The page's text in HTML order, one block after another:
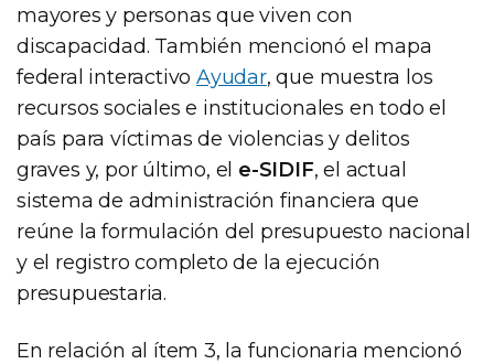
mayores y personas que viven con
discapacidad. También mencionó el mapa
federal interactivoAyudar, que muestra los
recursos sociales e institucionales en todo el
país para víctimas de violencias y delitos
graves y, por último, el e-SIDIF, el actual
sistema de administración financiera que
reúne la formulación del presupuesto nacional
y el registro completo de la ejecución
presupuestaria.
En relación al ítem 3, la funcionaria mencionó